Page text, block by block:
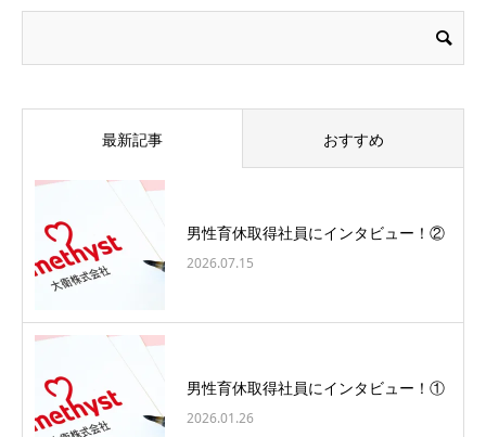
最新記事 おすすめ
男性育休取得社員にインタビュー！②
2026.07.15
男性育休取得社員にインタビュー！①
2026.01.26